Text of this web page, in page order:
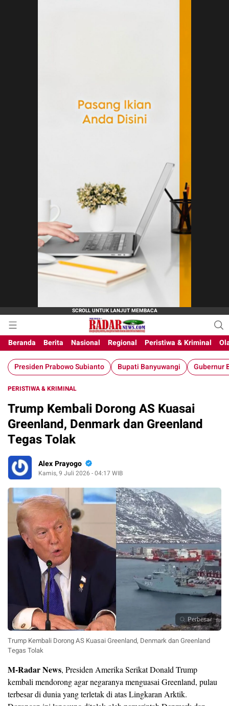
Beranda Berita Nasional Regional Peristiwa & Kriminal
Presiden Prabowo Subianto Bupati Banyuwangi Gubernur
PERISTIWA & KRIMINAL
Trump Kembali Dorong AS Kuasai
Greenland, Denmark dan Greenland
Tegas Tolak
Alex Prayogo
Kamis, 9 Juli 2026 - 04:17 WIB
Perbesar
Trump Kembali Dorong AS Kuasai Greenland, Denmark dan Greenland
Tegas Tolak
M-Radar News, Presiden Amerika Serikat Donald Trump
kembali mendorong agar negaranya menguasai Greenland, pulau
terbesar di dunia yang terletak di atas Lingkaran Arktik.